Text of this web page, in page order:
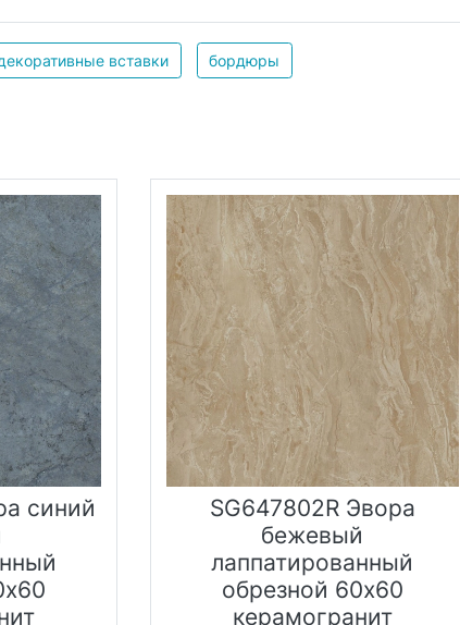
вставки бордюры
синий
SG647802R Эвора
бежевый
лаппатированный
обрезной 60х60
керамогранит